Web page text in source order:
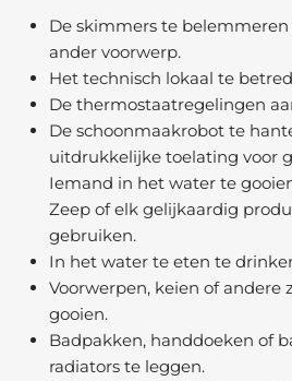
De skimmers te
ander voorwerp.
Het technisch lokaal te
De thermostaatregelingen
De schoonmaakrobot te
uitdrukkelijke toelating voor
Iemand in het water te
Zeep of elk gelijkaardig
gebruiken.
In het water te eten te
Voorwerpen, keien of andere
gooien.
Badpakken, handdoeken of
radiators te leggen.